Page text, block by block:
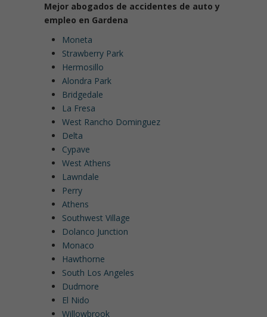
Mejor abogados de accidentes de auto y
empleo en Gardena
Moneta
Strawberry Park
Hermosillo
Alondra Park
Bridgedale
La Fresa
West Rancho Dominguez
Delta
Cypave
West Athens
Lawndale
Perry
Athens
Southwest Village
Dolanco Junction
Monaco
Hawthorne
South Los Angeles
Dudmore
El Nido
Willowbrook